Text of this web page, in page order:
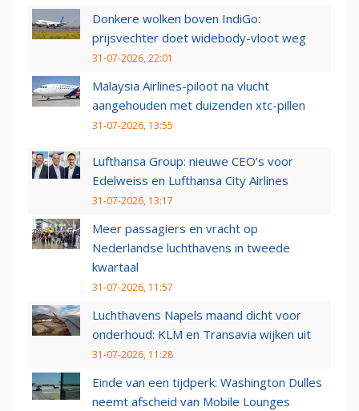
Donkere wolken boven IndiGo:
prijsvechter doet widebody-vloot weg
31-07-2026, 22:01
Malaysia Airlines-piloot na vlucht
aangehouden met duizenden xtc-pillen
31-07-2026, 13:55
Lufthansa Group: nieuwe CEO’s voor
Edelweiss en Lufthansa City Airlines
31-07-2026, 13:17
Meer passagiers en vracht op
Nederlandse luchthavens in tweede
kwartaal
31-07-2026, 11:57
Luchthavens Napels maand dicht voor
onderhoud: KLM en Transavia wijken uit
31-07-2026, 11:28
Einde van een tijdperk: Washington Dulles
neemt afscheid van Mobile Lounges